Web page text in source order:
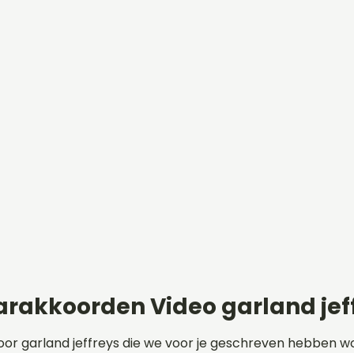
Video garland
garland jeffreys die we voor je geschreven hebben